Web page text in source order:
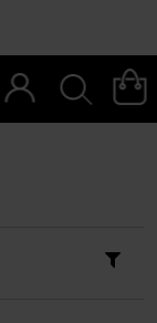
piłkarska